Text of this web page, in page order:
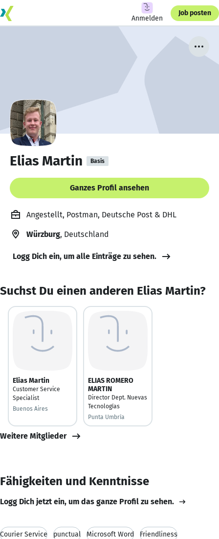
Anmelden
Job posten
Elias Martin Basis
Ganzes Profil ansehen
Angestellt, Postman, Deutsche Post & DHL
Würzburg, Deutschland
Logg Dich ein, um alle Einträge zu sehen.
Suchst Du einen anderen Elias Martin?
Elias Martin
Customer Service
Specialist
Buenos Aires
ELIAS ROMERO
MARTIN
Director Dept. Nuevas
Tecnologías
Punta Umbría
Weitere Mitglieder
Fähigkeiten und Kenntnisse
Logg Dich jetzt ein, um das ganze Profil zu sehen.
Courier Service punctual Microsoft Word Friendliness